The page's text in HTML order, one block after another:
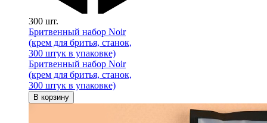
300 шт.
Бритвенный набор Noir
(крем для бритья, станок,
300 штук в упаковке)
Бритвенный набор Noir
(крем для бритья, станок,
300 штук в упаковке)
В корзину